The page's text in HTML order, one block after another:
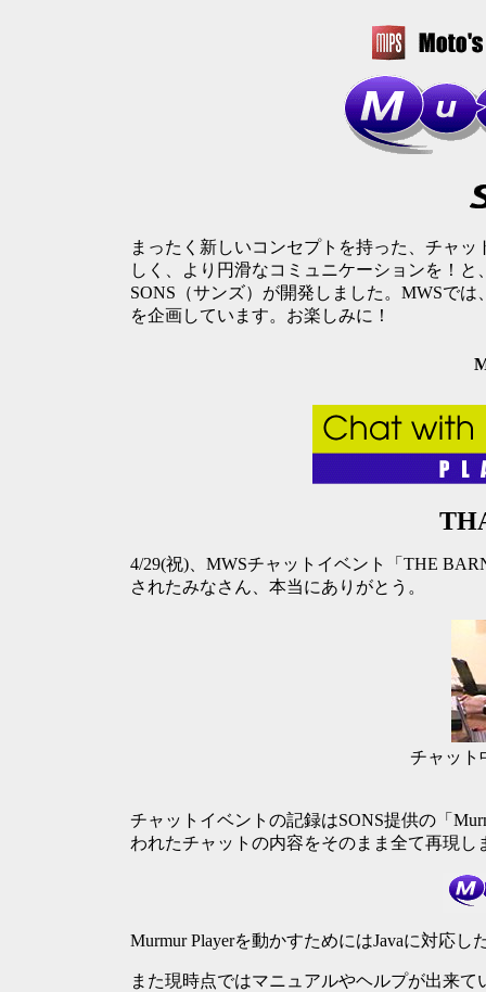
まったく新しいコンセプトを持った、チャッ
しく、より円滑なコミュニケーションを！
SONS（サンズ）が開発しました。MWSでは
を企画しています。お楽しみに！
4/29(祝)、MWSチャットイベント「THE
されたみなさん、本当にありがとう。
チャット
チャットイベントの記録はSONS提供の「
われたチャットの内容をそのまま全て再現し
Murmur Playerを動かすためにはJavaに対応
また現時点ではマニュアルやヘルプが出来